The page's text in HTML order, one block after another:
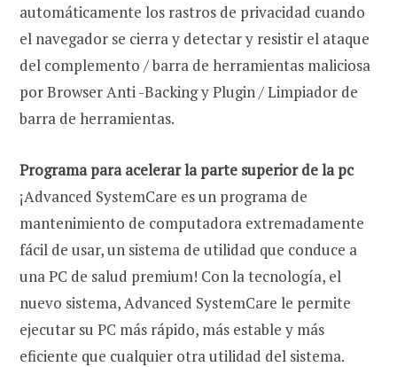
automáticamente los rastros de privacidad cuando
el navegador se cierra y detectar y resistir el ataque
del complemento / barra de herramientas maliciosa
por Browser Anti -Backing y Plugin / Limpiador de
barra de herramientas.
Programa para acelerar la parte superior de la pc
¡Advanced SystemCare es un programa de
mantenimiento de computadora extremadamente
fácil de usar, un sistema de utilidad que conduce a
una PC de salud premium! Con la tecnología, el
nuevo sistema, Advanced SystemCare le permite
ejecutar su PC más rápido, más estable y más
eficiente que cualquier otra utilidad del sistema.